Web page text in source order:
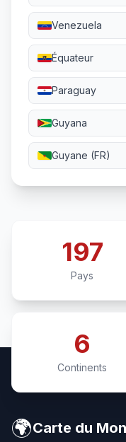
Venezuela
Équateur
Paraguay
Guyana
Guyane (FR)
197
Pays
6
Continents
🌍Carte du